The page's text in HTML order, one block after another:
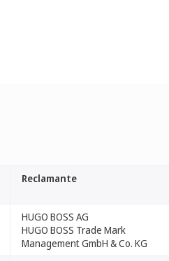
Reclamante
HUGO BOSS AG
HUGO BOSS Trade Mark
Management GmbH & Co. KG